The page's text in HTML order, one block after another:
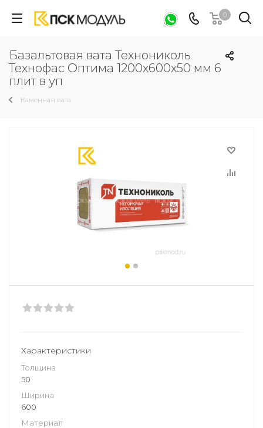
0
Базальтовая вата Технониколь
Технофас Оптима 1200х600х50 мм 6
плит в уп
Каменная вата
Характеристики
Толщина
50
Ширина
600
Материал